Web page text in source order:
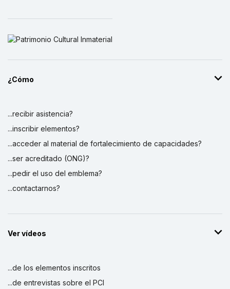
¿Cómo
...recibir asistencia?
...inscribir elementos?
...acceder al material de fortalecimiento de capacidades?
...ser acreditado (ONG)?
...pedir el uso del emblema?
...contactarnos?
Ver vídeos
...de los elementos inscritos
...de entrevistas sobre el PCI